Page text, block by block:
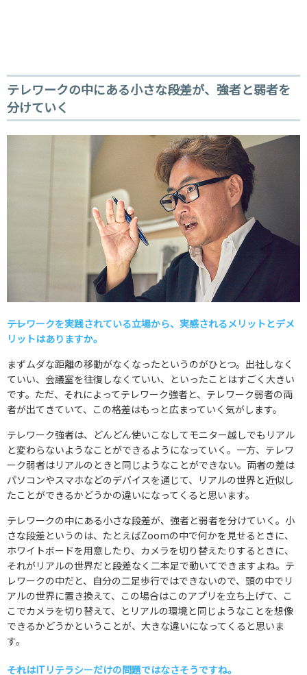
テレワークの中にある小さな段差が、強者と弱者を
分けていく
――テレワークを実践されている立場から、実感されるメリットとデメ
リットはありますか。
まずムダな距離の移動がなくなったというのがひとつ。出社しなく
ていい、会議室を往復しなくていい、といったことはすごく大きい
です。ただ、それによってテレワーク強者と、テレワーク弱者の両
者が出てきていて、この格差はもっと広まっていく気がします。
テレワーク強者は、どんどん使いこなしてモニター越しでもリアル
と変わらないようなことができるようになっていく。一方、テレワ
ーク弱者はリアルのときと同じようなことができない。両者の差は
パソコンやスマホなどのデバイスを通じて、リアルの世界と近似し
たことができるかどうかの違いになってくると思います。
テレワークの中にある小さな段差が、強者と弱者を分けていく。小
さな段差というのは、たとえばZoomの中で何かを見せるときに、
ホワイトボードを用意したり、カメラを切り替えたりするときに、
それがリアルの世界だと段差なく二本足で動いてできますよね。テ
レワークの中だと、自分の二足歩行ではできないので、頭の中でリ
アルの世界に置き換えて、この場合はこのアプリを立ち上げて、こ
こでカメラを切り替えて、とリアルの環境と同じようなことを想像
できるかどうかということが、大きな違いになってくると思いま
す。
――それはITリテラシーだけの問題ではなさそうですね。